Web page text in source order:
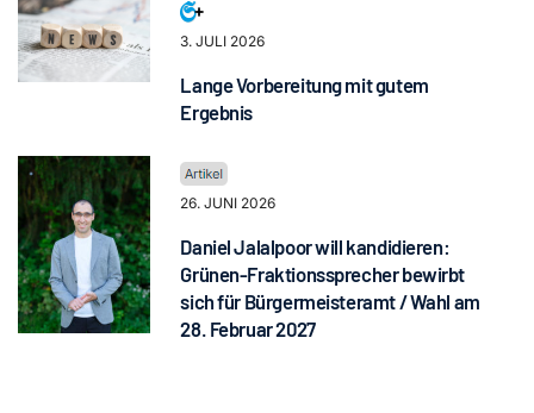
3. JULI 2026
Lange Vorbereitung mit gutem
Ergebnis
26. JUNI 2026
Daniel Jalalpoor will kandidieren:
Grünen-Fraktionssprecher bewirbt
sich für Bürgermeisteramt / Wahl am
28. Februar 2027